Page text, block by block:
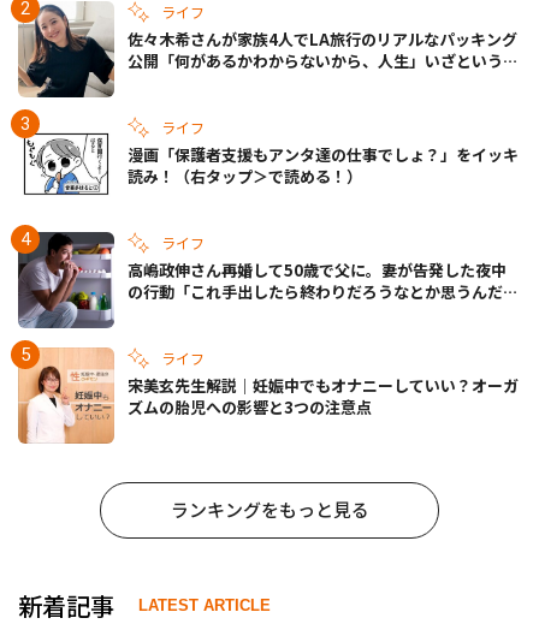
ライフ
佐々木希さんが家族4人でLA旅行のリアルなパッキング
公開「何があるかわからないから、人生」いざというと
ライフ
漫画「保護者支援もアンタ達の仕事でしょ？」をイッキ
読み！（右タップ＞で読める！）
ライフ
高嶋政伸さん再婚して50歳で父に。妻が告発した夜中
の行動「これ手出したら終わりだろうなとか思うんだけ
ライフ
宋美玄先生解説｜妊娠中でもオナニーしていい？オーガ
ズムの胎児への影響と3つの注意点
ランキングをもっと見る
新着記事 LATEST ARTICLE